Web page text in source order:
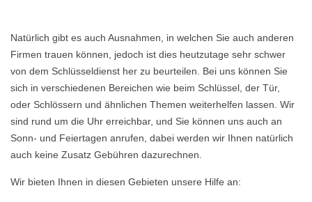
Natürlich gibt es auch Ausnahmen, in welchen Sie auch anderen
Firmen trauen können, jedoch ist dies heutzutage sehr schwer
von dem Schlüsseldienst her zu beurteilen. Bei uns können Sie
sich in verschiedenen Bereichen wie beim Schlüssel, der Tür,
oder Schlössern und ähnlichen Themen weiterhelfen lassen. Wir
sind rund um die Uhr erreichbar, und Sie können uns auch an
Sonn- und Feiertagen anrufen, dabei werden wir Ihnen natürlich
auch keine Zusatz Gebühren dazurechnen.
Wir bieten Ihnen in diesen Gebieten unsere Hilfe an: